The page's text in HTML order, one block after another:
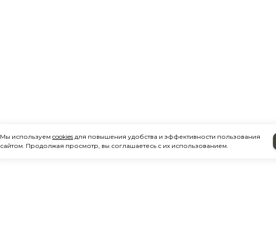
Мы используем cookies для повышения удобства и эффективности пользования
сайтом. Продолжая просмотр, вы соглашаетесь с их использованием.